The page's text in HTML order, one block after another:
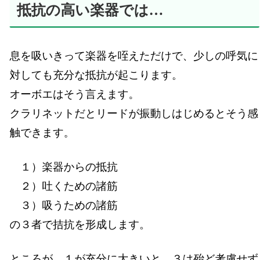
抵抗の高い楽器では…
息を吸いきって楽器を咥えただけで、少しの呼気に
対しても充分な抵抗が起こります。
オーボエはそう言えます。
クラリネットだとリードが振動しはじめるとそう感
触できます。
１）楽器からの抵抗
２）吐くための諸筋
３）吸うための諸筋
の３者で拮抗を形成します。